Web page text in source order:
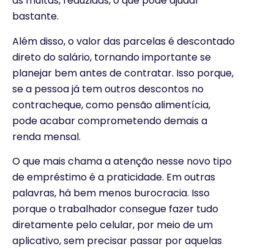
bastante.
Além disso, o valor das parcelas é descontado
direto do salário, tornando importante se
planejar bem antes de contratar. Isso porque,
se a pessoa já tem outros descontos no
contracheque, como pensão alimentícia,
pode acabar comprometendo demais a
renda mensal.
O que mais chama a atenção nesse novo tipo
de empréstimo é a praticidade. Em outras
palavras, há bem menos burocracia. Isso
porque o trabalhador consegue fazer tudo
diretamente pelo celular, por meio de um
aplicativo, sem precisar passar por aquelas